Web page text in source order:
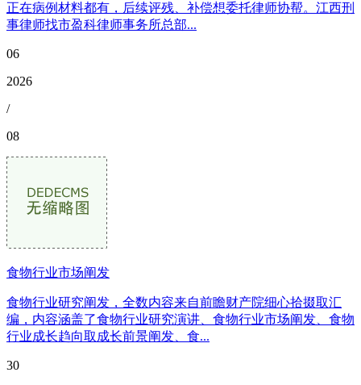
正在病例材料都有，后续评残、补偿想委托律师协帮。江西刑
事律师找市盈科律师事务所总部...
06
2026
/
08
食物行业市场阐发
食物行业研究阐发，全数内容来自前瞻财产院细心拾掇取汇
编，内容涵盖了食物行业研究演讲、食物行业市场阐发、食物
行业成长趋向取成长前景阐发、食...
30